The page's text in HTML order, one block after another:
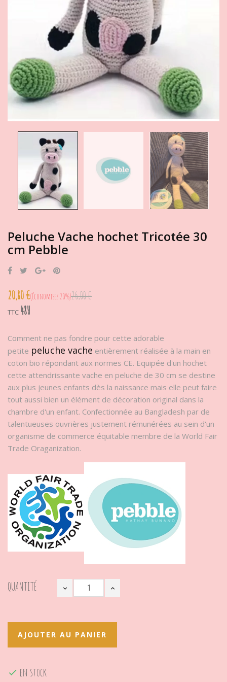
Peluche Vache hochet Tricotée 30
cm Pebble
PartagerTweet Google+
20,80 € Économisez 20%26,00 €
TTC 48H
Comment ne pas fondre pour cette adorable
petite peluche vache entièrement réalisée à la main en
coton bio répondant aux normes CE. Equipée d'un hochet
cette attendrissante vache en peluche de 30 cm se destine
aux plus jeunes enfants dès la naissance mais elle peut faire
tout aussi bien un élément de décoration original dans la
chambre d'un enfant. Confectionnée au Bangladesh par de
talentueuses ouvrières justement rémunérées au sein d'un
organisme de commerce équitable membre de la World Fair
Trade Oraganization.
QUANTITÉ
AJOUTER AU PANIER
 en stock